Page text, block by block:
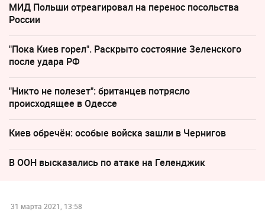
МИД Польши отреагировал на перенос посольства
России
"Пока Киев горел". Раскрыто состояние Зеленского
после удара РФ
"Никто не полезет": британцев потрясло
происходящее в Одессе
Киев обречён: особые войска зашли в Чернигов
В ООН высказались по атаке на Геленджик
31 марта 2021, 13:58